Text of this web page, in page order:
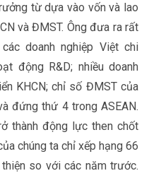
từ dựa vào vốn và lao
và ĐMST. Ông đưa ra rất
doanh nghiệp Việt chi
động R&D; nhiều doanh
KHCN; chỉ số ĐMST của
đứng thứ 4 trong ASEAN.
thành động lực then chốt
chúng ta chỉ xếp hạng 66
so với các năm trước.